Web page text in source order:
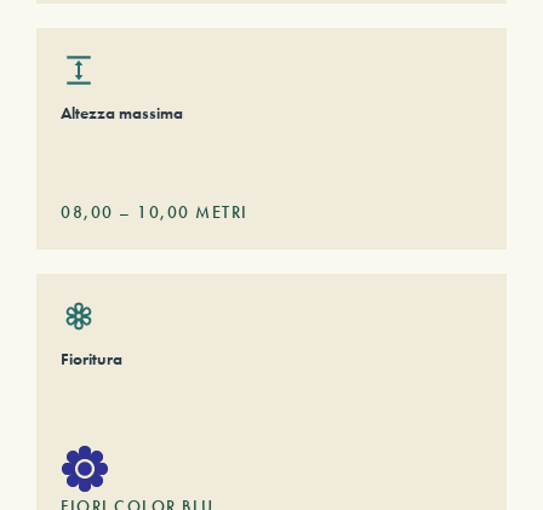
Altezza massima
08,00 – 10,00 METRI
Fioritura